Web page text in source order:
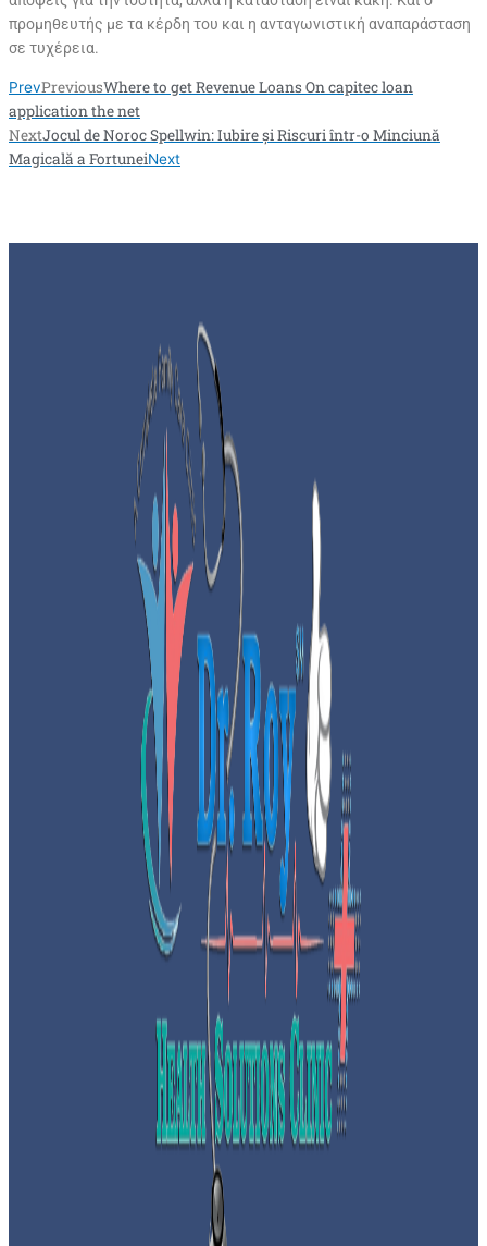
προμηθευτής με τα κέρδη του και η ανταγωνιστική αναπαράσταση
σε τυχέρεια.
PrevPreviousWhere to get Revenue Loans On capitec loan
application the net
NextJocul de Noroc Spellwin: Iubire și Riscuri într-o Minciună
Magicală a FortuneiNext